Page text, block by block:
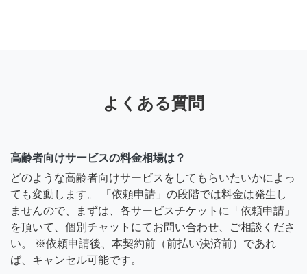
よくある質問
高齢者向けサービスの料金相場は？
どのような高齢者向けサービスをしてもらいたいかによっ
ても変動します。 「依頼申請」の段階では料金は発生し
ませんので、まずは、各サービスチケットに「依頼申請」
を頂いて、個別チャットにてお問い合わせ、ご相談くださ
い。 ※依頼申請後、本契約前（前払い決済前）であれ
ば、キャンセル可能です。